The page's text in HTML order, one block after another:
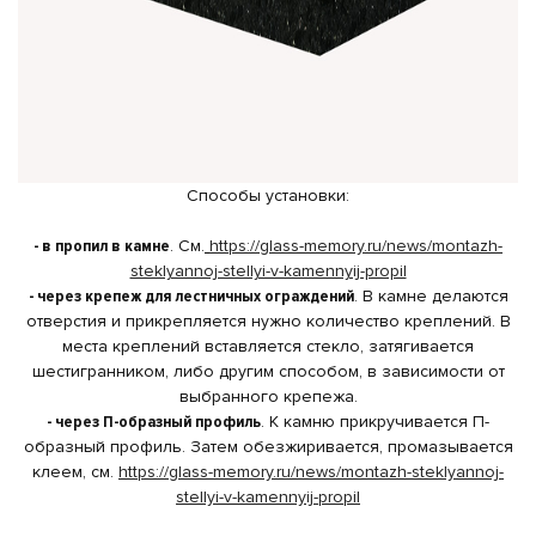
Способы установки:
- в пропил в камне. См. https://glass-memory.ru/news/montazh-
steklyannoj-stellyi-v-kamennyij-propil
- через крепеж для лестничных ограждений. В камне делаются
отверстия и прикрепляется нужно количество креплений. В
места креплений вставляется стекло, затягивается
шестигранником, либо другим способом, в зависимости от
выбранного крепежа.
- через П-образный профиль. К камню прикручивается П-
образный профиль. Затем обезжиривается, промазывается
клеем, см. https://glass-memory.ru/news/montazh-steklyannoj-
stellyi-v-kamennyij-propil